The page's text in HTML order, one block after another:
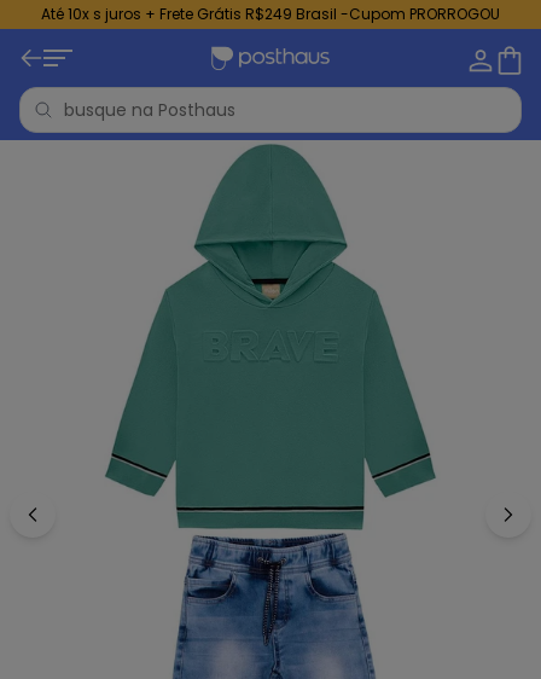
Até 10x s juros + Frete Grátis R$249 Brasil -Cupom PRORROGOU